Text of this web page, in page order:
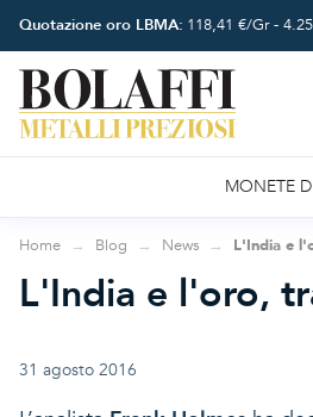
Quotazione oro LBMA: 118,41 €/Gr -
MONETE
Home Blog News L'India e
L'India e l'oro,
31 agosto 2016